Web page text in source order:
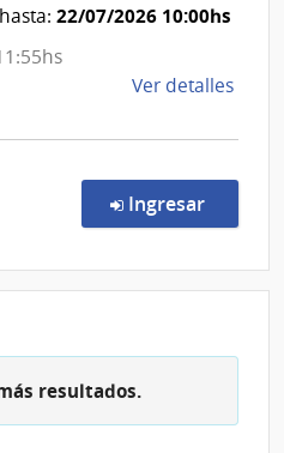
22/07/2026 10:00hs
Ver detalles
13/
de
Ingresar
resultados.